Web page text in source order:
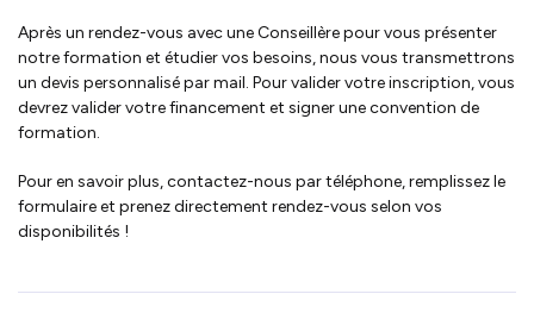
Après un rendez-vous avec une Conseillère pour vous présenter
notre formation et étudier vos besoins, nous vous transmettrons
un devis personnalisé par mail. Pour valider votre inscription, vous
devrez valider votre financement et signer une convention de
formation.
Pour en savoir plus, contactez-nous par téléphone, remplissez le
formulaire et prenez directement rendez-vous selon vos
disponibilités !